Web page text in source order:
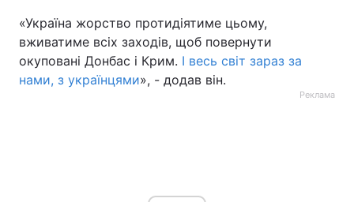
«Україна жорство протидіятиме цьому,
вживатиме всіх заходів, щоб повернути
окуповані Донбас і Крим. І весь світ зараз за
нами, з українцями», - додав він.
Реклама